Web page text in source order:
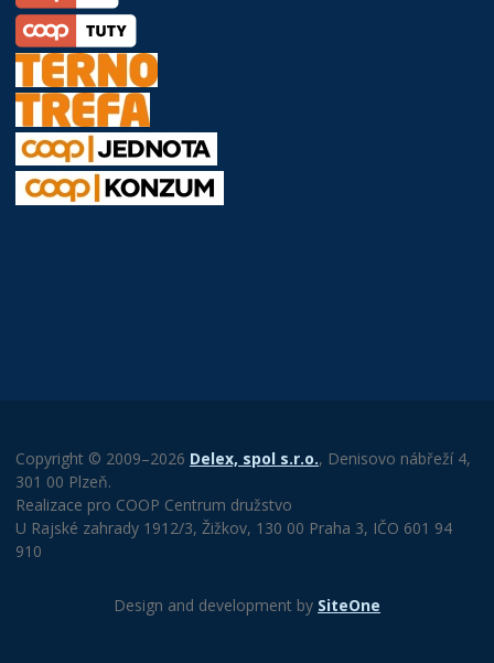
Copyright © 2009–2026 Delex, spol s.r.o., Denisovo nábřeží 4,
301 00 Plzeň.
Realizace pro COOP Centrum družstvo
U Rajské zahrady 1912/3, Žižkov, 130 00 Praha 3, IČO 601 94
910
Design and development by SiteOne